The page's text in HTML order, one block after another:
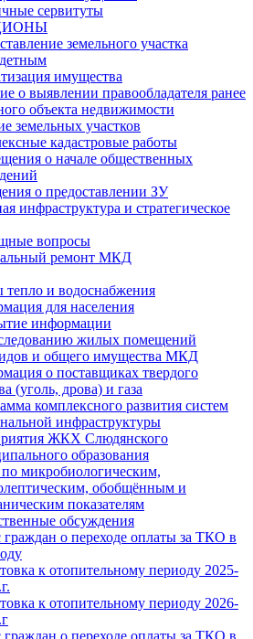
сервитуты
земельного участка
имущества
о выявлении правообладателя ранее
объекта недвижимости
земельных участков
кадастровые работы
о начале общественных
о предоставлении ЗУ
инфраструктура и стратегическое
вопросы
ремонт МКД
и водоснабжения
для населения
информации
жилых помещений
и общего имущества МКД
о поставщиках твердого
(уголь, дрова) и газа
комплексного развития систем
инфраструктуры
ЖКХ Слюдянского
образования
микробиологическим,
обобщённым и
показателям
обсуждения
о переходе оплаты за ТКО в
к отопительному периоду 2025-
к отопительному периоду 2026-